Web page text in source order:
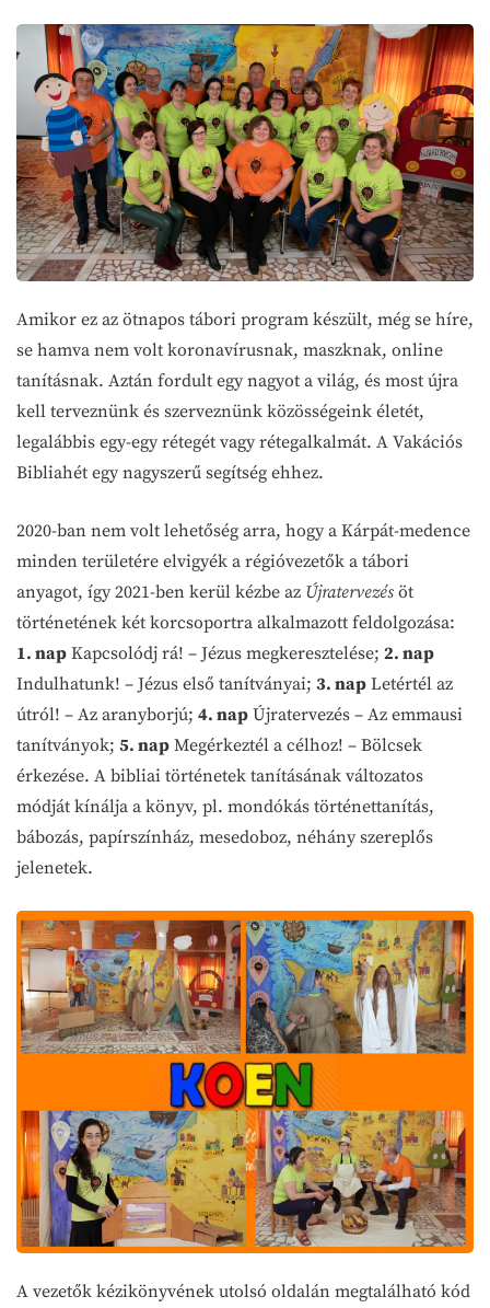
Amikor ez az ötnapos tábori program készült, még se híre,
se hamva nem volt koronavírusnak, maszknak, online
tanításnak. Aztán fordult egy nagyot a világ, és most újra
kell terveznünk és szerveznünk közösségeink életét,
legalábbis egy-egy rétegét vagy rétegalkalmát. A Vakációs
Bibliahét egy nagyszerű segítség ehhez.
2020-ban nem volt lehetőség arra, hogy a Kárpát-medence
minden területére elvigyék a régióvezetők a tábori
anyagot, így 2021-ben kerül kézbe az Újratervezés öt
történetének két korcsoportra alkalmazott feldolgozása:
1. nap Kapcsolódj rá! – Jézus megkeresztelése; 2. nap
Indulhatunk! – Jézus első tanítványai; 3. nap Letértél az
útról! – Az aranyborjú; 4. nap Újratervezés – Az emmausi
tanítványok; 5. nap Megérkeztél a célhoz! – Bölcsek
érkezése. A bibliai történetek tanításának változatos
módját kínálja a könyv, pl. mondókás történettanítás,
bábozás, papírszínház, mesedoboz, néhány szereplős
jelenetek.
A vezetők kézikönyvének utolsó oldalán megtalálható kód